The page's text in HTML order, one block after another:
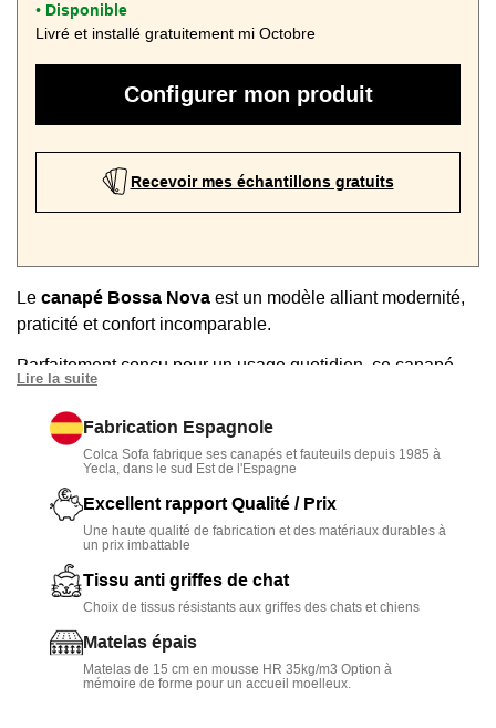
• Disponible
Livré et installé gratuitement mi Octobre
Configurer mon produit
Recevoir mes échantillons gratuits
Le canapé Bossa Nova est un modèle alliant modernité,
praticité et confort incomparable.
Parfaitement conçu pour un usage quotidien, ce canapé
convertible est un must-have pour tous ceux qui
recherchent un mobilier de qualité supérieure, esthétique
et fonctionnel. Ses assises à mémoire de formeprocurent
un confort douillet pour des instants privilégiés dans votre
pièce à vivre.
Grâce à ses lignes élégantes et ses multiples options de
personnalisation, il s'intègre harmonieusement dans tous
les styles d'intérieur.
Doté d'unépais matelas de 15 cm
convertible italien à ouverture express , il offre une literie
de qualité adaptée à un usage journalier.
Lire la suite
Fabrication Espagnole
Colca Sofa fabrique ses canapés et fauteuils depuis 1985 à
Yecla, dans le sud Est de l'Espagne
Excellent rapport Qualité / Prix
Une haute qualité de fabrication et des matériaux durables à
un prix imbattable
Tissu anti griffes de chat
Choix de tissus résistants aux griffes des chats et chiens
Matelas épais
Matelas de 15 cm en mousse HR 35kg/m3 Option à
mémoire de forme pour un accueil moelleux.